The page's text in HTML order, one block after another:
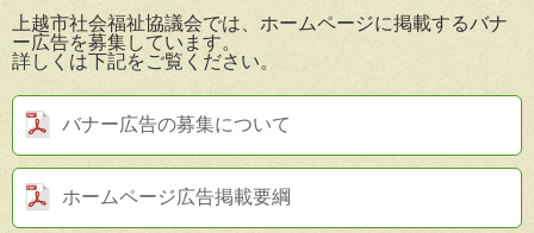
上越市社会福祉協議会では、ホームページに掲載するバナ
ー広告を募集しています。
詳しくは下記をご覧ください。
バナー広告の募集について
ホームページ広告掲載要綱